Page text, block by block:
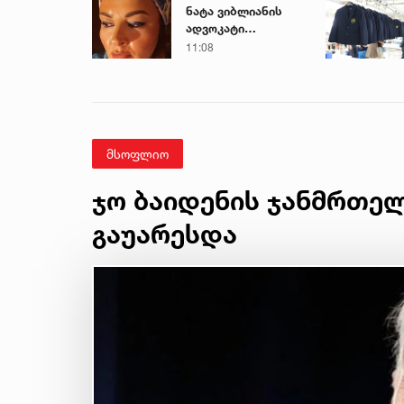
ნატა ვიბლიანის
ადვოკატი
მიმართვას
11:08
მსოფლიო
ჯო ბაიდენის
გაუარესდა